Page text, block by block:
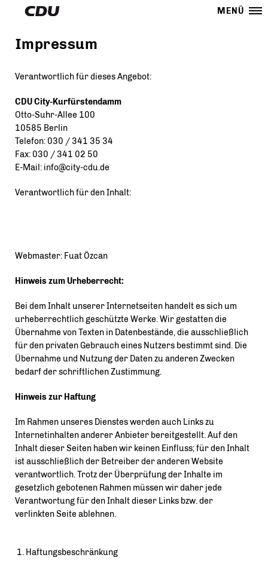
MENÜ
Impressum
Verantwortlich für dieses Angebot:
CDU City-Kurfürstendamm
Otto-Suhr-Allee 100
10585 Berlin
Telefon: 030 / 341 35 34
Fax: 030 / 341 02 50
E-Mail: info@city-cdu.de
Verantwortlich für den Inhalt:
Webmaster: Fuat Özcan
Hinweis zum Urheberrecht:
Bei dem Inhalt unserer Internetseiten handelt es sich um
urheberrechtlich geschützte Werke. Wir gestatten die
Übernahme von Texten in Datenbestände, die ausschließlich
für den privaten Gebrauch eines Nutzers bestimmt sind. Die
Übernahme und Nutzung der Daten zu anderen Zwecken
bedarf der schriftlichen Zustimmung.
Hinweis zur Haftung
Im Rahmen unseres Dienstes werden auch Links zu
Internetinhalten anderer Anbieter bereitgestellt. Auf den
Inhalt dieser Seiten haben wir keinen Einfluss; für den Inhalt
ist ausschließlich der Betreiber der anderen Website
verantwortlich. Trotz der Überprüfung der Inhalte im
gesetzlich gebotenen Rahmen müssen wir daher jede
Verantwortung für den Inhalt dieser Links bzw. der
verlinkten Seite ablehnen.
1. Haftungsbeschränkung